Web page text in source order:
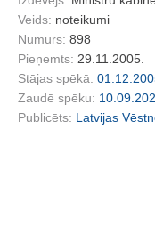
Veids: noteikumi
Numurs: 898
Pieņemts: 29.11.2005.
Stājas spēkā:
Zaudē spēku:
Publicēts: Latvijas